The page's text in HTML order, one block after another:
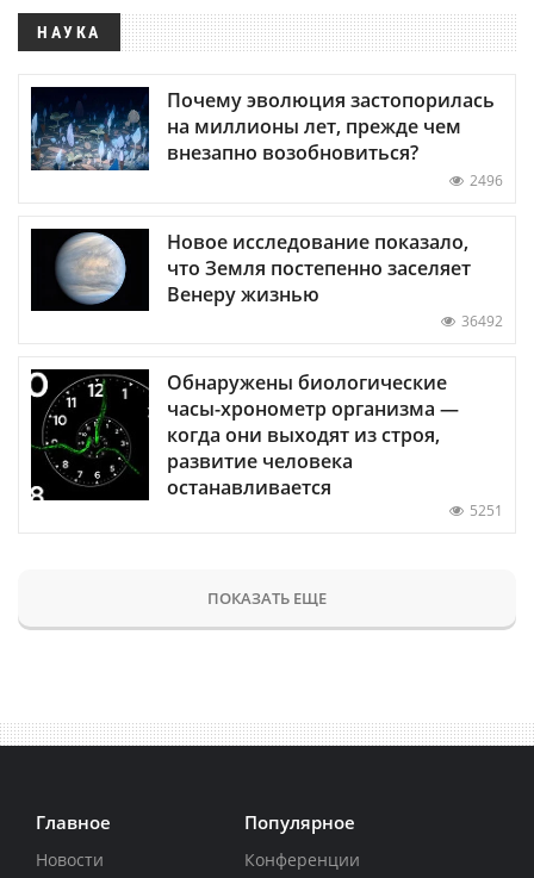
НАУКА
Почему эволюция застопорилась
на миллионы лет, прежде чем
внезапно возобновиться?
2496
Новое исследование показало,
что Земля постепенно заселяет
Венеру жизнью
36492
Обнаружены биологические
часы-хронометр организма —
когда они выходят из строя,
развитие человека
останавливается
5251
ПОКАЗАТЬ ЕЩЕ
Главное
Новости
Популярное
Конференции